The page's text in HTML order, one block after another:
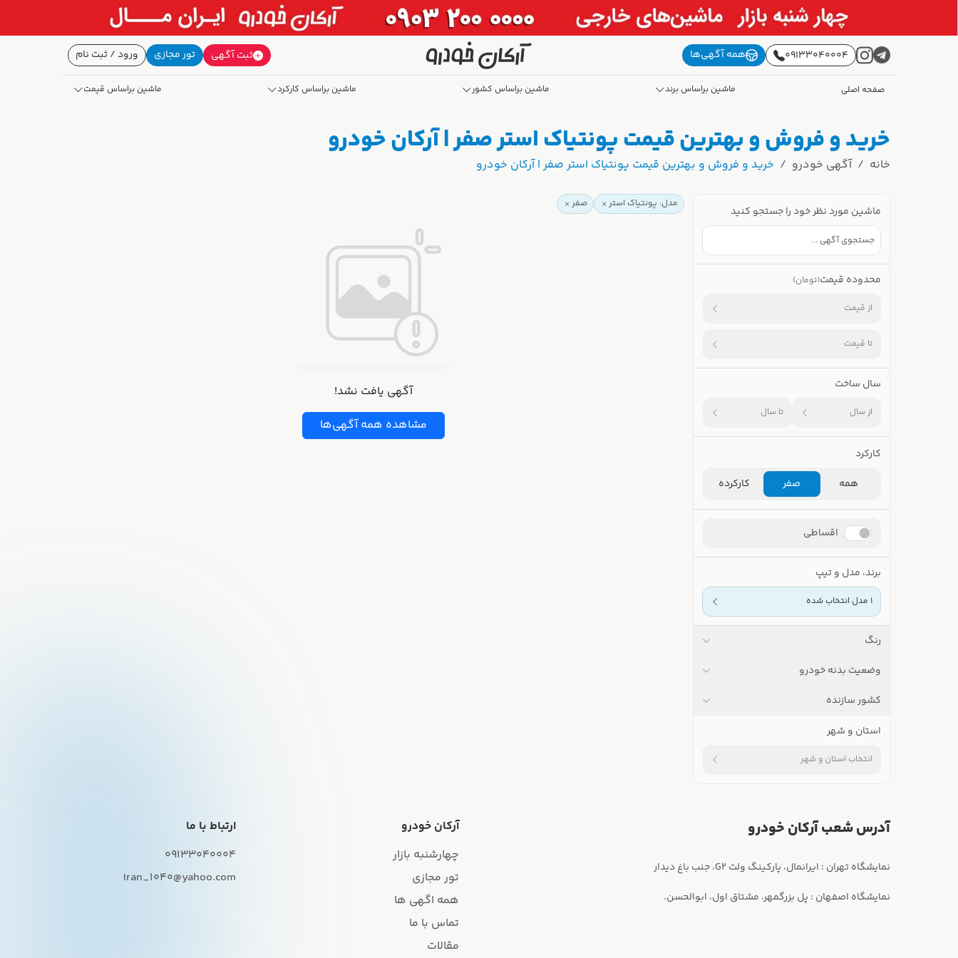
09133040004 همه آگهی‌ها ثبت آگهی تور مجازی ورود / ثبت نام
صفحه اصلی ماشین براساس برند ماشین براساس کشور ماشین براساس کارکرد ماشین براساس قیمت
خرید و فروش و بهترین قیمت پونتیاک استر صفر | آرکان خودرو
خانه آگهی خودرو خرید و فروش و بهترین قیمت پونتیاک استر صفر | آرکان خودرو
ماشین مورد نظر خود را جستجو کنید
محدوده قیمت(تومان)
از قیمت
تا قیمت
سال ساخت
از سال تا سال
کارکرد
همه
صفر کارکرده
اقساطی
برند، مدل و تیپ
1 مدل انتخاب شده
رنگ
وضعیت بدنه خودرو
کشور سازنده
استان و شهر
انتخاب استان و شهر
مدل: پونتیاک استر صفر
آگهی یافت نشد!
مشاهده همه آگهی‌ها
آدرس شعب آرکان خودرو
نمایشگاه اصفهان : پل بزرگمهر، مشتاق اول، ابوالحسن.
آرکان خودرو
چهارشنبه بازار
تور مجازی
همه اگهی ها
تماس با ما
مقالات
ارتباط با ما
09133040004
Iran_1040@yahoo.com